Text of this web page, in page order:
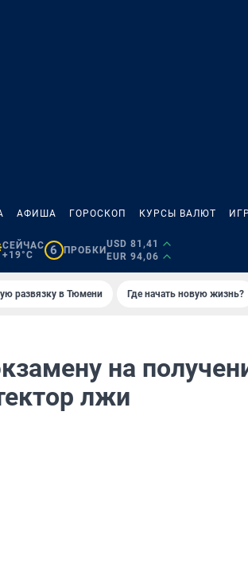
АФИША ГОРОСКОП КУРСЫ ВАЛЮТ
СЕЙЧАС
+19°C
6 ПРОБКИ
USD 81,41
EUR 94,06
развязку в Тюмени Где начать новую жизнь?
на
лжи